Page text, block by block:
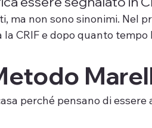
ma non sono sinonimi. Nel
CRIF e dopo quanto tempo
perché pensano di